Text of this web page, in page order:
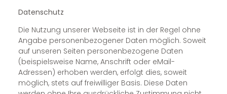
Datenschutz
Die Nutzung unserer Webseite ist in der Regel ohne
Angabe personenbezogener Daten möglich. Soweit
auf unseren Seiten personenbezogene Daten
(beispielsweise Name, Anschrift oder eMail-
Adressen) erhoben werden, erfolgt dies, soweit
möglich, stets auf freiwilliger Basis. Diese Daten